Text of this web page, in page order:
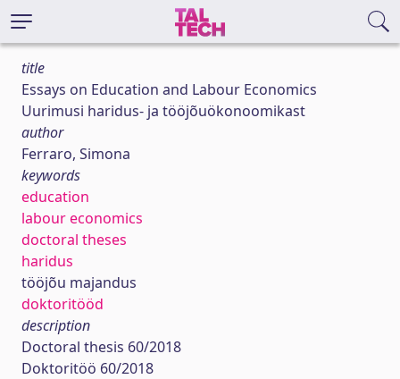
title
Essays on Education and Labour Economics
Uurimusi haridus- ja tööjõuökonoomikast
author
Ferraro, Simona
keywords
education
labour economics
doctoral theses
haridus
tööjõu majandus
doktoritööd
description
Doctoral thesis 60/2018
Doktoritöö 60/2018